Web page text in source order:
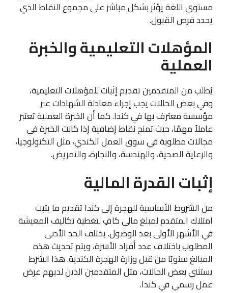
مستوى اللغة يؤثر بشكل مباشر على مجموع النقاط الذي
يحدد فرص القبول.
المؤهلات التعليمية والخبرة
العملية
يُطلب من المتقدمين تقديم إثبات للمؤهلات التعليمية،
وفي بعض الحالات يجب إجراء معادلة الشهادات عبر
مؤسسة معترف بها في كندا. كما أن الخبرة العملية تعتبر
عاملاً مهمًا، حيث تمنح نقاط إضافية إذا كانت الخبرة في
مجالات مطلوبة في سوق العمل الكندي، مثل التكنولوجيا،
والرعاية الصحية، والهندسة، والنجارة، والتمريض.
إثبات القدرة المالية
من الشروط الأساسية للهجرة إلى كندا تقديم ما يثبت
امتلاك المتقدم لمبلغ مالي كافٍ لتغطية تكاليف المعيشة
في الأشهر الأولى بعد الوصول. يختلف الحد الأدنى
المطلوب باختلاف عدد أفراد الأسرة، ويتم تحديث هذه
المبالغ سنويًا من قبل وزارة الهجرة الكندية. هذا الشرط
يستثني بعض الحالات، مثل المتقدمين الذين لديهم عرض
عمل رسمي في كندا.